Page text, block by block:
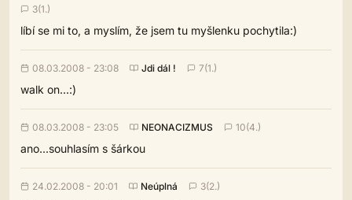
3(1.)
líbí se mi to, a myslím, že jsem tu myšlenku pochytila:)
08.03.2008 - 23:08 Jdi dál ! 7(1.)
walk on...:)
08.03.2008 - 23:05 NEONACIZMUS 10(4.)
ano...souhlasím s šárkou
24.02.2008 - 20:01 Neúplná 3(2.)